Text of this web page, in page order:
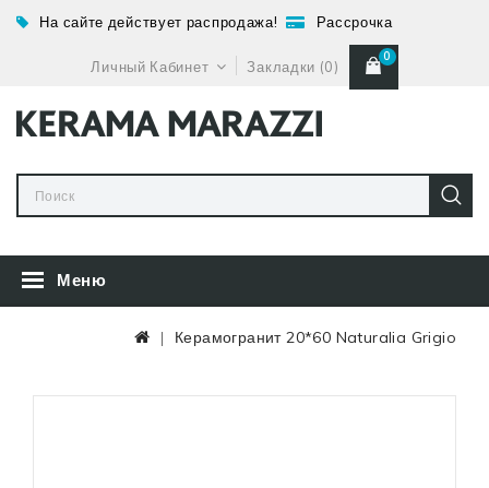
На сайте действует распродажа! Рассрочка
Личный Кабинет Закладки (0)
0
Меню
Керамогранит 20*60 Naturalia Grigio